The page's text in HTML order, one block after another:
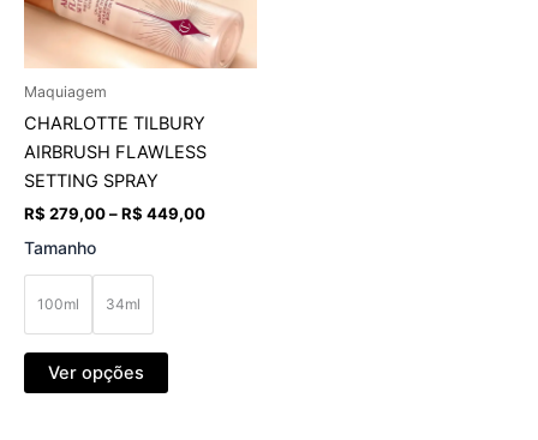
Maquiagem
CHARLOTTE TILBURY
AIRBRUSH FLAWLESS
SETTING SPRAY
R$ 279,00–R$ 449,00
Tamanho
100ml 34ml
Ver opções
opções
podem
ser
na
página
produto